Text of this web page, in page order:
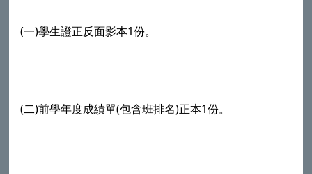
(一)學生證正反面影本1份。
(二)前學年度成績單(包含班排名)正本1份。